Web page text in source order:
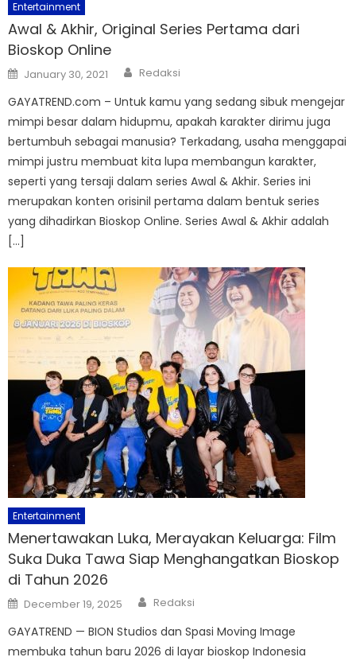
Entertainment
Awal & Akhir, Original Series Pertama dari
Bioskop Online
Posted
on
January 30, 2021 Author
Redaksi
GAYATREND.com – Untuk kamu yang sedang sibuk mengejar
mimpi besar dalam hidupmu, apakah karakter dirimu juga
bertumbuh sebagai manusia? Terkadang, usaha menggapai
mimpi justru membuat kita lupa membangun karakter,
seperti yang tersaji dalam series Awal & Akhir. Series ini
merupakan konten orisinil pertama dalam bentuk series
yang dihadirkan Bioskop Online. Series Awal & Akhir adalah
[…]
Entertainment
Menertawakan Luka, Merayakan Keluarga: Film
Suka Duka Tawa Siap Menghangatkan Bioskop
di Tahun 2026
Posted
on
December 19, 2025 Author
Redaksi
GAYATREND — BION Studios dan Spasi Moving Image
membuka tahun baru 2026 di layar bioskop Indonesia